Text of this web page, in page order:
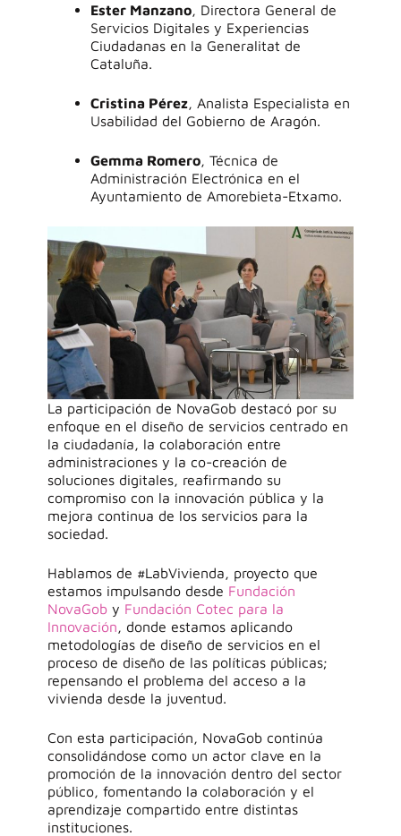
Ester Manzano, Directora General de
Servicios Digitales y Experiencias
Ciudadanas en la Generalitat de
Cataluña.
Cristina Pérez, Analista Especialista en
Usabilidad del Gobierno de Aragón.
Gemma Romero, Técnica de
Administración Electrónica en el
Ayuntamiento de Amorebieta-Etxamo.
La participación de NovaGobdestacó por su
enfoque en el diseño de servicios centrado en
la ciudadanía, la colaboración entre
administraciones y la co-creación de
soluciones digitales, reafirmando su
compromiso con la innovación pública y la
mejora continua de los servicios para la
sociedad.
Hablamos de #LabVivienda, proyecto que
estamos impulsando desde Fundación
NovaGoby Fundación Cotec para la
Innovación, donde estamos aplicando
metodologías de diseño de servicios en el
proceso de diseño de las políticas públicas;
repensando el problema del acceso a la
vivienda desde la juventud.
Con esta participación, NovaGobcontinúa
consolidándose como un actor clave en la
promoción de la innovación dentro del sector
público, fomentando la colaboración y el
aprendizaje compartido entre distintas
instituciones.